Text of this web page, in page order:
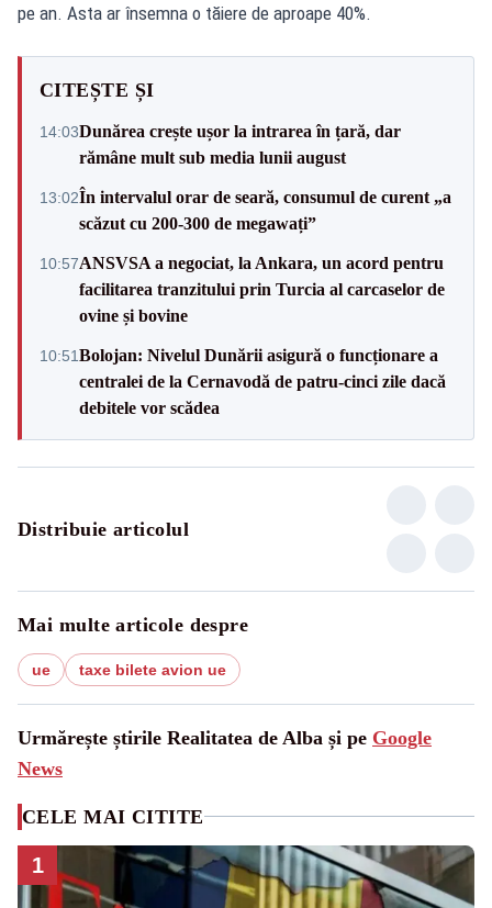
pe an. Asta ar însemna o tăiere de aproape 40%.
CITEȘTE ȘI
14:03Dunărea crește ușor la intrarea în țară, dar
rămâne mult sub media lunii august
13:02În intervalul orar de seară, consumul de curent „a
scăzut cu 200-300 de megawați”
10:57ANSVSA a negociat, la Ankara, un acord pentru
facilitarea tranzitului prin Turcia al carcaselor de
ovine și bovine
10:51Bolojan: Nivelul Dunării asigură o funcționare a
centralei de la Cernavodă de patru-cinci zile dacă
debitele vor scădea
Distribuie articolul
Mai multe articole despre
ue taxe bilete avion ue
Urmărește știrile Realitatea de Alba și pe Google
News
CELE MAI CITITE
1